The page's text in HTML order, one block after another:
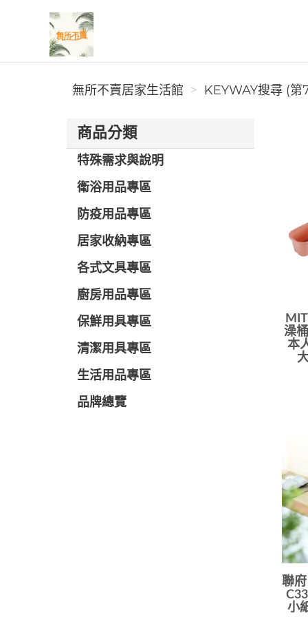
無所不賣居家生活館
無所不賣居家生活館
KEYWAY搜尋 (第
商品分類
特殊需求與說明
衛浴用品專區
防疫用品專區
居家收納專區
各式文具專區
廚房用品專區
保鮮用具專區
清潔用具專區
生活用品專區
品牌總覽
澡
本
聯
小